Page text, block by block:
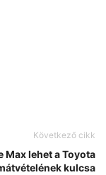
Következő cikk
Max lehet a Toyota
kulcsa